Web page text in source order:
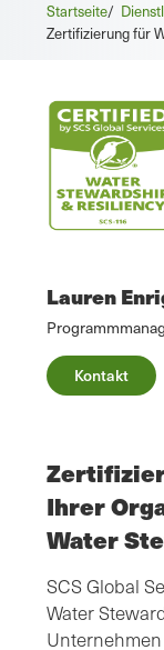
Startseite/
Zertifizierung für
Lauren
Kontakt
Ihrer
Water
SCS Global
Water